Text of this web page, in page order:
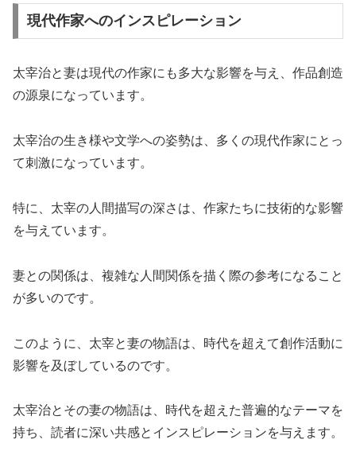
現代作家へのインスピレーション
太宰治と妻は現代の作家にも多大な影響を与え、作品創造
の源泉になっています。
太宰治の生き様や文学への姿勢は、多くの現代作家にとっ
て刺激になっています。
特に、太宰の人間描写の深さは、作家たちに技術的な影響
を与えています。
妻との関係は、複雑な人間関係を描く際の参考になること
が多いのです。
このように、太宰と妻の物語は、時代を超えて創作活動に
影響を及ぼしているのです。
太宰治とその妻の物語は、時代を超えた普遍的なテーマを
持ち、読者に深い共感とインスピレーションを与えます。